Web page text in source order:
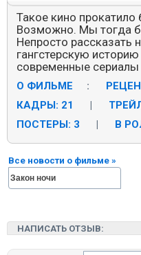
Такое кино
Возможно. Мы тогда
Непросто
гангстерскую
современные сериалы
О ФИЛЬМЕ :
КАДРЫ: 21
|
ПОСТЕРЫ: 3
| В
Все новости о фильме »
НАПИСАТЬ ОТЗЫВ: